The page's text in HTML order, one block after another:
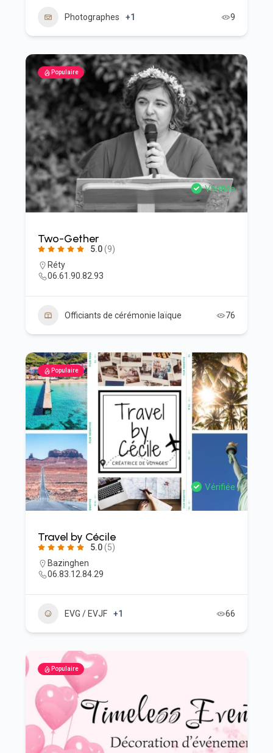
Photographes +1 9
Populaire
Vérifiée
Two-Gether
5.0(9)
Réty
06.61.90.82.93
Officiants de cérémonie laïque 76
Populaire
Vérifiée
Travel by Cécile
5.0(5)
Bazinghen
06.83.12.84.29
EVG / EVJF +1 66
Populaire